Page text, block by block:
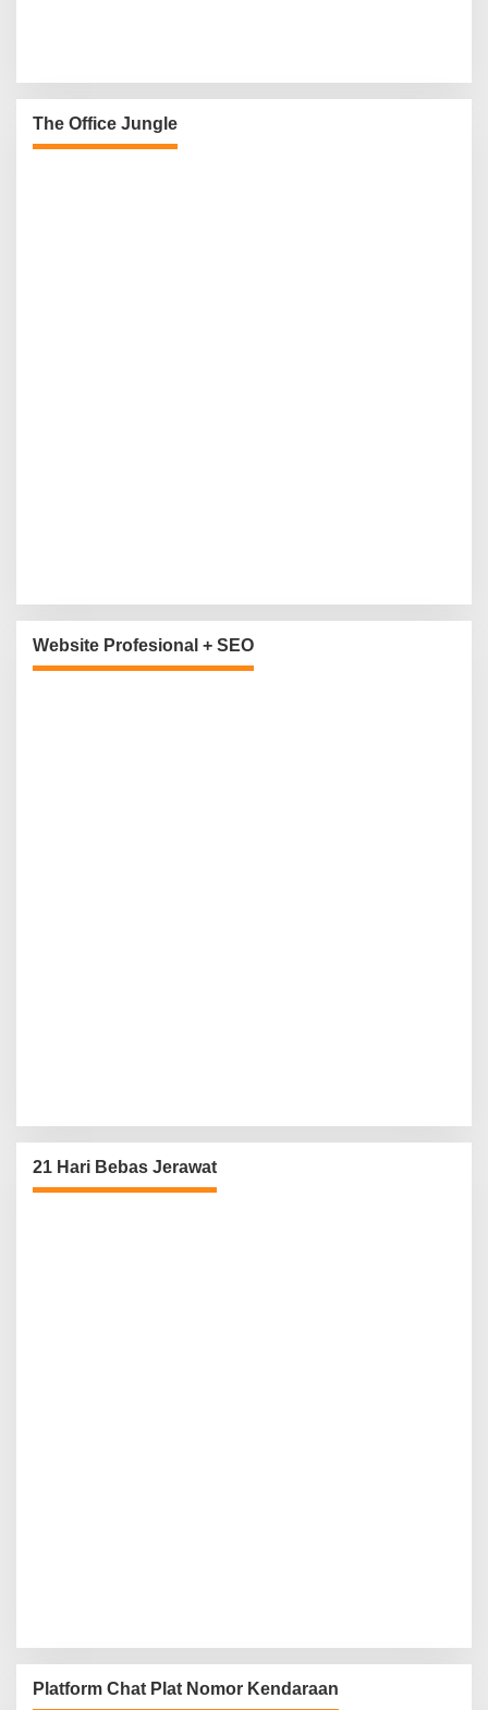
The Office Jungle
Website Profesional + SEO
21 Hari Bebas Jerawat
Platform Chat Plat Nomor Kendaraan